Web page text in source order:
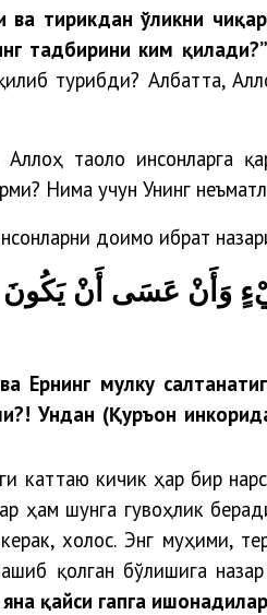
ва тирикдан ўликни
тадбирини ким
турибди? Албатта,
таоло инсонларга
Нима учун Унинг
доимо ибрат
وَأَنْ عَسَى أَنْ يَكُونَ
Ернинг мулку
Ундан (Қуръон
каттаю кичик ҳар бир
ҳам шунга гувоҳлик
холос. Энг муҳими,
қолган бўлишига
қайси гапга ишонадилар